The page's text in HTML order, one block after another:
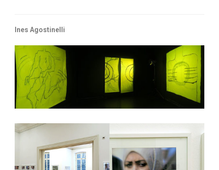
Ines Agostinelli